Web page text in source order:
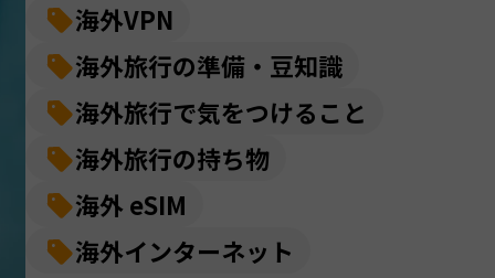
海外VPN
海外旅行の準備・豆知識
海外旅行で気をつけること
海外旅行の持ち物
海外 eSIM
海外インターネット